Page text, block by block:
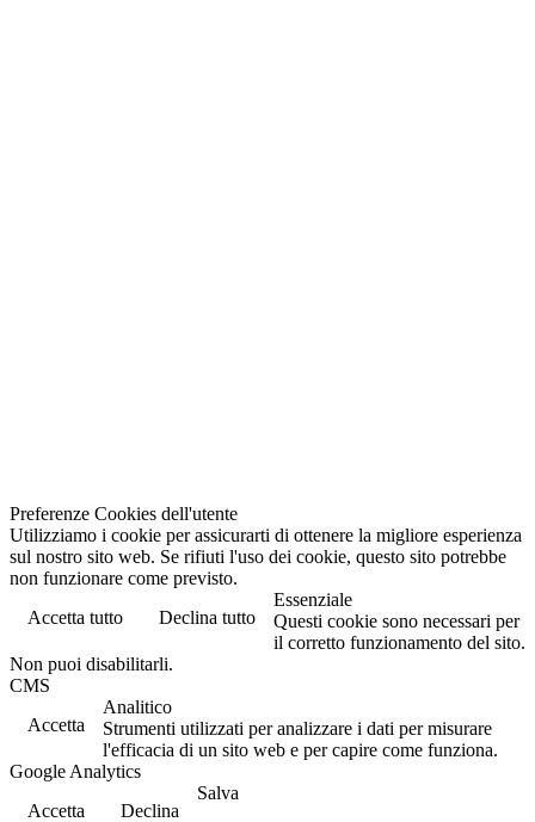
Preferenze Cookies dell'utente
Utilizziamo i cookie per assicurarti di ottenere la migliore esperienza
sul nostro sito web. Se rifiuti l'uso dei cookie, questo sito potrebbe
non funzionare come previsto.
Accetta tutto
Declina tutto
Essenziale
Questi cookie sono necessari per
il corretto funzionamento del sito.
Non puoi disabilitarli.
CMS
Accetta
Analitico
Strumenti utilizzati per analizzare i dati per misurare
l'efficacia di un sito web e per capire come funziona.
Google Analytics
Accetta
Declina
Salva